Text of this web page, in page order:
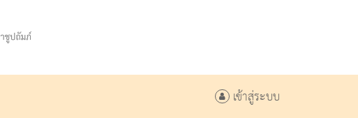
เข้าสู่ระบบ